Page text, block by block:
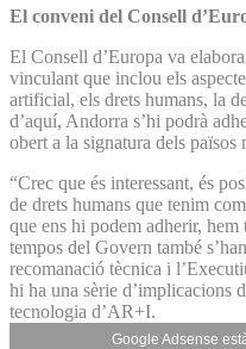
El conveni del Consell
El Consell d’Europa va
vinculant que inclou els
artificial, els drets humans, la
d’aquí, Andorra s’hi podrà
obert a la signatura dels països
“Crec que és interessant, és
de drets humans que tenim
que ens hi podem adherir,
tempos del Govern també
recomanació tècnica i
hi ha una sèrie d’implicacions
tecnologia d’AR+I.
Google Adsense